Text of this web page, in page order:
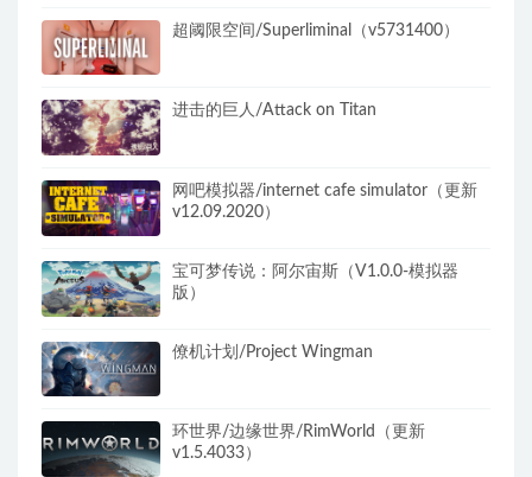
超阈限空间/Superliminal（v5731400）
进击的巨人/Attack on Titan
网吧模拟器/internet cafe simulator（更新
v12.09.2020）
宝可梦传说：阿尔宙斯（V1.0.0-模拟器
版）
僚机计划/Project Wingman
环世界/边缘世界/RimWorld（更新
v1.5.4033）